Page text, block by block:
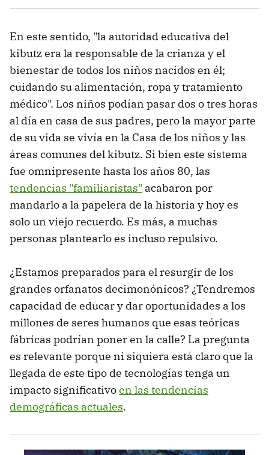
En este sentido, "la autoridad educativa del
kibutz era la responsable de la crianza y el
bienestar de todos los niños nacidos en él;
cuidando su alimentación, ropa y tratamiento
médico". Los niños podían pasar dos o tres horas
al día en casa de sus padres, pero la mayor parte
de su vida se vivía en la Casa de los niños y las
áreas comunes del kibutz. Si bien este sistema
fue omnipresente hasta los años 80, las
tendencias "familiaristas" acabaron por
mandarlo a la papelera de la historia y hoy es
solo un viejo recuerdo. Es más, a muchas
personas plantearlo es incluso repulsivo.
¿Estamos preparados para el resurgir de los
grandes orfanatos decimonónicos? ¿Tendremos
capacidad de educar y dar oportunidades a los
millones de seres humanos que esas teóricas
fábricas podrían poner en la calle? La pregunta
es relevante porque ni siquiera está claro que la
llegada de este tipo de tecnologías tenga un
impacto significativoen las tendencias
demográficas actuales.